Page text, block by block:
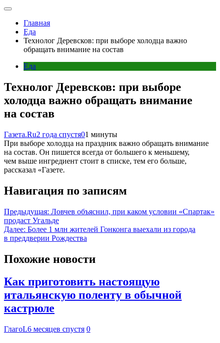
Главная
Еда
Технолог Деревсков: при выборе холодца важно
обращать внимание на состав
Еда
Технолог Деревсков: при выборе
холодца важно обращать внимание
на состав
Газета.Ru2 года спустя01 минуты
При выборе холодца на праздник важно обращать внимание
на состав. Он пишется всегда от большего к меньшему,
чем выше ингредиент стоит в списке, тем его больше,
рассказал «Газете.
Навигация по записям
Предыдущая: Ловчев объяснил, при каком условии «Спартак»
продаст Угальде
Далее: Более 1 млн жителей Гонконга выехали из города
в преддверии Рождества
Похожие новости
Как приготовить настоящую
итальянскую поленту в обычной
кастрюле
ГлагоL6 месяцев спустя 0